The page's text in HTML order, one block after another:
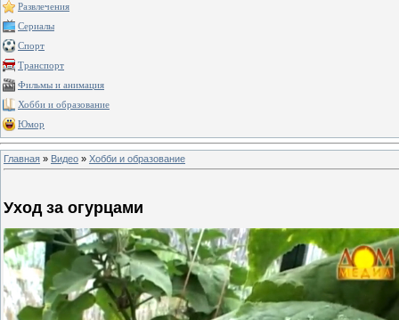
Развлечения
Сериалы
Спорт
Транспорт
Фильмы и анимация
Хобби и образование
Юмор
Главная » Видео » Хобби и образование
Уход за огурцами